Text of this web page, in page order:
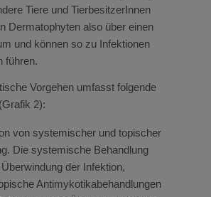
Tiere und TierbesitzerInnen
Dermatophyten also über einen
und können so zu Infektionen
führen.
Vorgehen umfasst folgende
2):
von systemischer und topischer
Die systemische Behandlung
der Infektion,
Antimykotikabehandlungen